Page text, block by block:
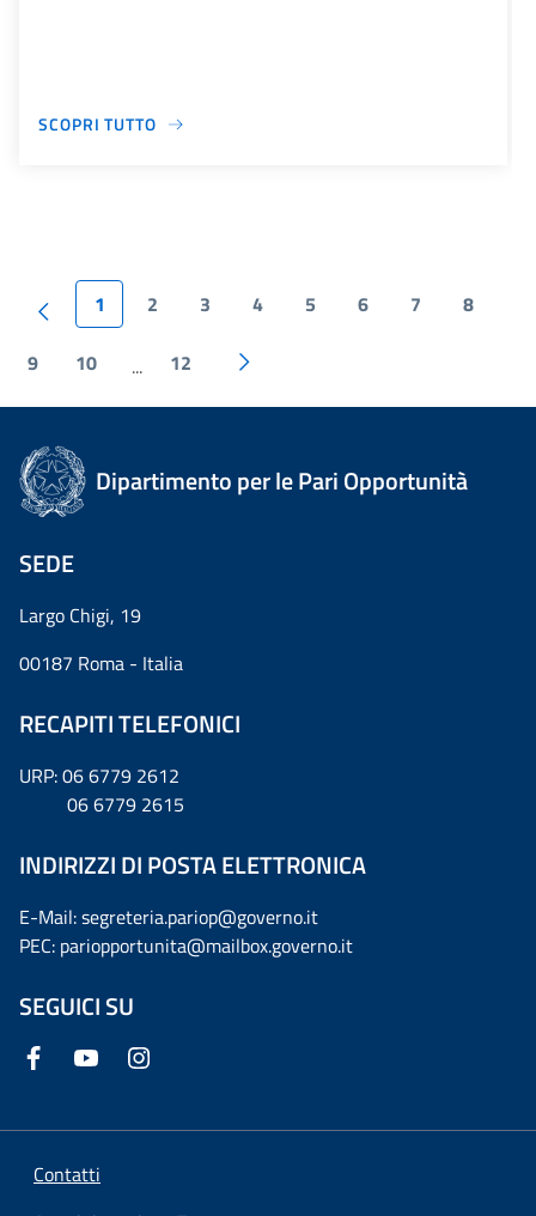
SCOPRI TUTTO
1 2 3 4 5 6 7 8
9 10 ... 12
Dipartimento per le Pari Opportunità
SEDE
Largo Chigi, 19
00187 Roma - Italia
RECAPITI TELEFONICI
URP: 06 6779 2612
06 6779 2615
INDIRIZZI DI POSTA ELETTRONICA
E-Mail: segreteria.pariop@governo.it
PEC: pariopportunita@mailbox.governo.it
SEGUICI SU
Contatti